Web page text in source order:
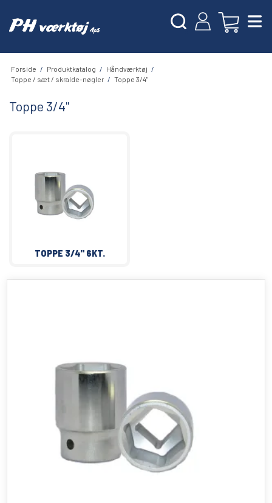
Forside / Produktkatalog / Håndværktøj /
Toppe / sæt / skralde-nøgler / Toppe 3/4"
Toppe 3/4"
TOPPE 3/4" 6KT.